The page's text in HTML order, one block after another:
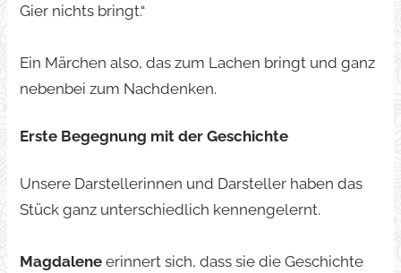
Gier nichts bringt.“
Ein Märchen also, das zum Lachen bringt und ganz
nebenbei zum Nachdenken.
Erste Begegnung mit der Geschichte
Unsere Darstellerinnen und Darsteller haben das
Stück ganz unterschiedlich kennengelernt.
Magdaleneerinnert sich, dass sie die Geschichte